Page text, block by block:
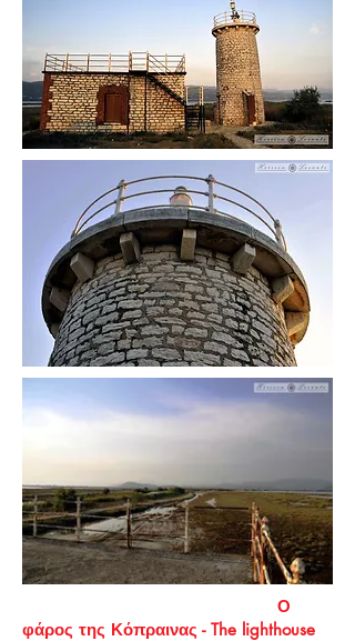
Ο
φάρος της Κόπραινας - The lighthouse